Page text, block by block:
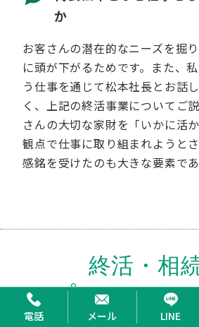
か
お客さんの潜在的なニーズを掘
に頭が下がるためです。また、
う仕事を通じて松本社長とお話
く、上記の終活事業についてご
さんの大切な家財を「いかに活
観点で仕事に取り組まれようと
感銘を受けたのも大きな要素であ
終活・相
プロフェッシ
電話 メール LINE